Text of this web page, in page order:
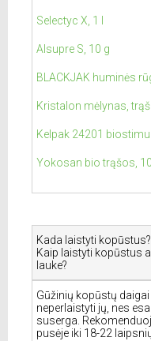
Selectyc X, 1 l
Alsupre S, 10 g
BLACKJAK huminės
Kristalon mėlynas,
Kelpak 24201
Yokosan bio trąšos,
Kada laistyti
Kaip laistyti kopūstus
lauke?
Gūžinių kopūstų
neperlaistyti jų, nes
suserga.
pusėje iki 18-22